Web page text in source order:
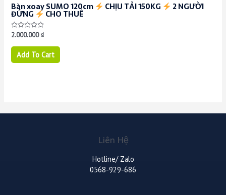
Bàn xoay SUMO 120cm CHỊU TẢI 150KG 2 NGƯỜI
ĐỨNG CHO THUÊ
Rated
out
2.000.000₫
Add To Cart
Liên Hệ
Hotline/ Zalo
0568-929-686